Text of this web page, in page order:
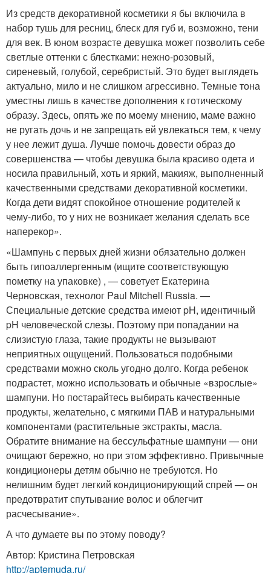
Из средств декоративной косметики я бы включила в
набор тушь для ресниц, блеск для губ и, возможно, тени
для век. В юном возрасте девушка может позволить себе
светлые оттенки с блестками: нежно-розовый,
сиреневый, голубой, серебристый. Это будет выглядеть
актуально, мило и не слишком агрессивно. Темные тона
уместны лишь в качестве дополнения к готическому
образу. Здесь, опять же по моему мнению, маме важно
не ругать дочь и не запрещать ей увлекаться тем, к чему
у нее лежит душа. Лучше помочь довести образ до
совершенства — чтобы девушка была красиво одета и
носила правильный, хоть и яркий, макияж, выполненный
качественными средствами декоративной косметики.
Когда дети видят спокойное отношение родителей к
чему-либо, то у них не возникает желания сделать все
наперекор».
«Шампунь с первых дней жизни обязательно должен
быть гипоаллергенным (ищите соответствующую
пометку на упаковке) , — советует Екатерина
Черновская, технолог Paul Mitchell Russia. —
Специальные детские средства имеют pH, идентичный
pH человеческой слезы. Поэтому при попадании на
слизистую глаза, такие продукты не вызывают
неприятных ощущений. Пользоваться подобными
средствами можно сколь угодно долго. Когда ребенок
подрастет, можно использовать и обычные «взрослые»
шампуни. Но постарайтесь выбирать качественные
продукты, желательно, с мягкими ПАВ и натуральными
компонентами (растительные экстракты, масла.
Обратите внимание на бессульфатные шампуни — они
очищают бережно, но при этом эффективно. Привычные
кондиционеры детям обычно не требуются. Но
нелишним будет легкий кондиционирующий спрей — он
предотвратит спутывание волос и облегчит
расчесывание».
А что думаете вы по этому поводу?
Автор: Кристина Петровская
http://aptemuda.ru/